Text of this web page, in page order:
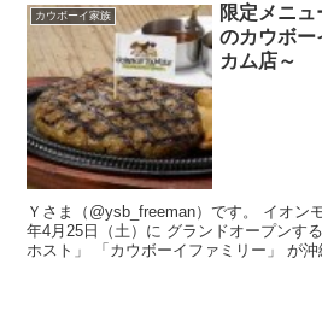
カウボーイ家族
限定メニ
のカウボー
カム店～
Ｙさま（@ysb_freeman）です。 イオンモール沖縄ライカムが 2015
年4月25日（土）に グランドオープンす
ホスト」 「カウボーイファミリー」 が沖縄